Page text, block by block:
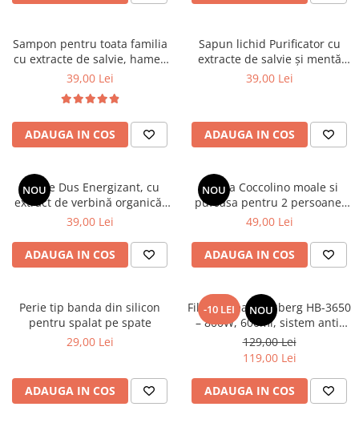
Sampon pentru toata familia
cu extracte de salvie, hamei,
nuca, romanita, lavanda,
Cosmeplant, 1000 ml
39,00 Lei
ADAUGA IN COS
Sapun lichid Purificator cu
extracte de salvie și mentă
organice, 1000 ml
39,00 Lei
ADAUGA IN COS
NOU
Gel de Dus Energizant, cu
extract de verbină organică,
1000 ml
39,00 Lei
ADAUGA IN COS
NOU
Patura Coccolino moale si
pufoasa pentru 2 persoane,
200X230 cm, Maro deschis
49,00 Lei
ADAUGA IN COS
Perie tip banda din silicon
pentru spalat pe spate
29,00 Lei
ADAUGA IN COS
-10 LEI NOU
Filtru cafea Hausberg HB-3650
– 800W, 600ml, sistem anti-
picurare, negru
129,00 Lei
119,00 Lei
ADAUGA IN COS